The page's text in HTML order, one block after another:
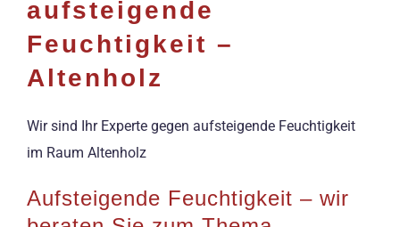
aufsteigende
Feuchtigkeit –
Altenholz
Wir sind Ihr Experte gegen aufsteigende Feuchtigkeit
im Raum Altenholz
Aufsteigende Feuchtigkeit – wir